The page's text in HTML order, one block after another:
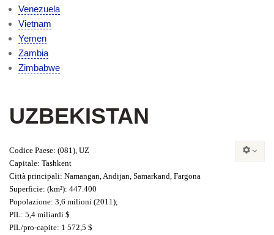
Venezuela
Vietnam
Yemen
Zambia
Zimbabwe
UZBEKISTAN
Codice Paese: (081), UZ
Capitale: Tashkent
Città principali: Namangan, Andijan, Samarkand, Fargona
Superficie: (km²): 447.400
Popolazione: 3,6 milioni (2011);
PIL: 5,4 miliardi $
PIL/pro-capite: 1 572,5 $